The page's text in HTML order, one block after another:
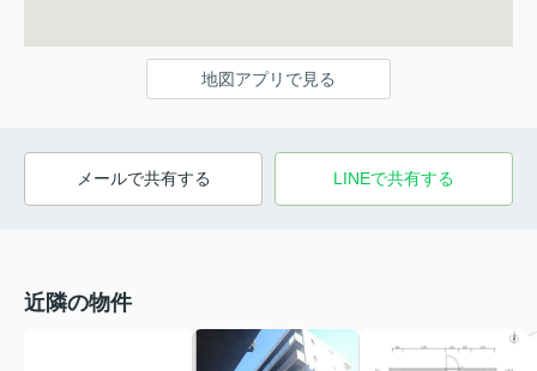
地図アプリで見る
メールで共有する LINEで共有する
近隣の物件